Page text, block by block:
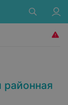
районная